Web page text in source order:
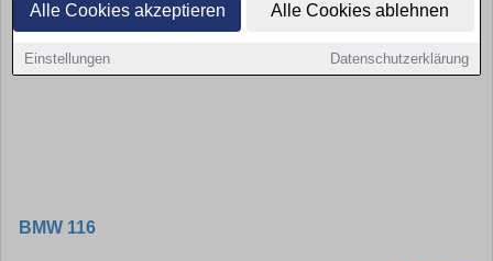
Alle Cookies akzeptieren Alle Cookies ablehnen
Einstellungen Datenschutzerklärung
BMW 116